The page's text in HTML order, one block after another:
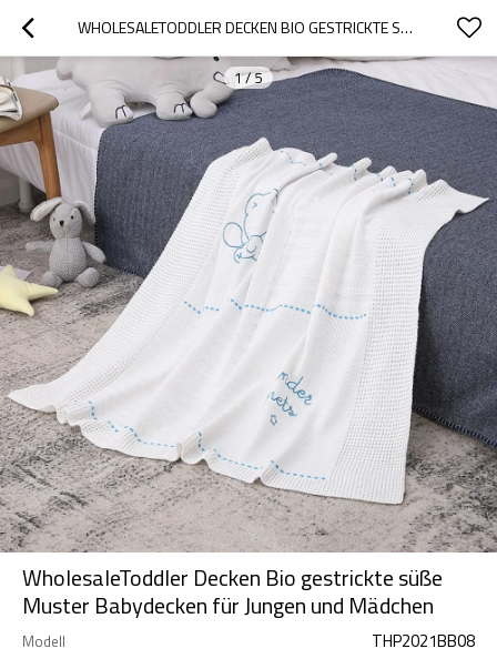
WHOLESALETODDLER DECKEN BIO GESTRICKTE SÜSSE MUSTER BABYDECKEN FÜR JUNGEN UND MÄDCHEN
1/5
WholesaleToddler Decken Bio gestrickte süße
Muster Babydecken für Jungen und Mädchen
Modell THP2021BB08